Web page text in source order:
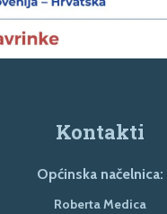
Kontakti
Općinska načelnica:
Roberta Medica